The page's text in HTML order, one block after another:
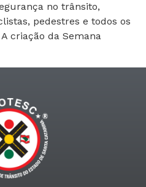
no trânsito,
pedestres e todos os
criação da Semana